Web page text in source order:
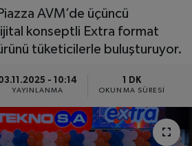
AVM’de üçüncü
konseptli Extra format
tüketicilerle buluşturuyor.
- 10:14
YAYINLANMA
1 DK
OKUNMA SÜRESI